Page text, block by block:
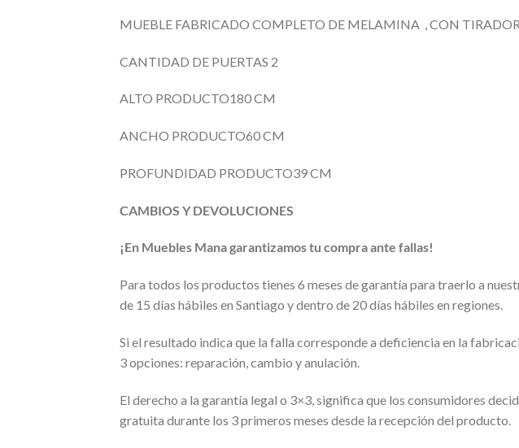
MUEBLE FABRICADO COMPLETO DE MELAMINA , CON
CANTIDAD DE PUERTAS 2
ALTO PRODUCTO180 CM
ANCHO PRODUCTO60 CM
PROFUNDIDAD PRODUCTO39 CM
CAMBIOS Y DEVOLUCIONES
¡En Muebles Mana garantizamos tu compra ante fallas!
Para todos los productos tienes 6 meses de garantía para traerlo a
de 15 días hábiles en Santiago y dentro de 20 días hábiles en regiones.
Si el resultado indica que la falla corresponde a deficiencia en la
3 opciones: reparación, cambio y anulación.
El derecho a la garantía legal o 3×3, significa que los consumidores
gratuita durante los 3 primeros meses desde la recepción del producto.